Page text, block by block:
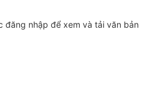
đăng nhập để xem và tải văn bản